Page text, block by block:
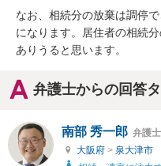
なお、相続分の放棄は調停
になります。居住者の相続
ありうると思います。
弁護士からの回答
南部 秀一郎 弁護士
大阪府 > 泉大津市